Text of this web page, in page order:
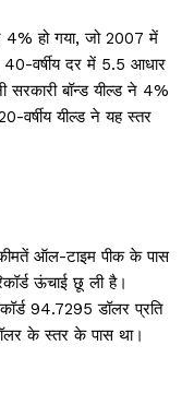
4% हो गया, जो 2007 में
वर्षीय दर में 5.5 आधार
सरकारी बॉन्ड यील्ड ने 4%
यील्ड ने यह स्तर
कीमतें ऑल-टाइम पीक के पास
ऊंचाई छू ली है।
94.7295 डॉलर प्रति
के स्तर के पास था।